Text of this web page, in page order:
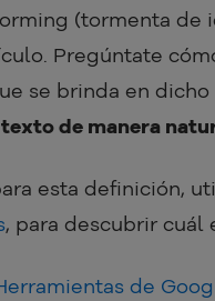
(tormenta de
Pregúntate
se brinda en
de manera
esta definición,
, para descubrir cuál
de